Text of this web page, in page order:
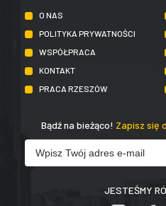
O NAS
POLITYKA PRYWATNOŚCI
WSPÓŁPRACA
KONTAKT
PRACA RZESZÓW
Bądź na bieżąco! Zapisz się
JESTEŚMY